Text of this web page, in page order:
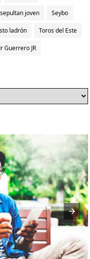
sepultan joven Seybo
ladrón Toros del Este
Guerrero JR